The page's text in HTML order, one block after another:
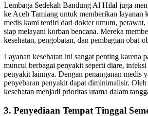
Lembaga Sedekah Bandung Al Hilal juga
ke Aceh Tamiang untuk memberikan layanan
medis kami terdiri dari dokter umum, perawat,
siap melayani korban bencana. Mereka
kesehatan, pengobatan, dan pembagian obat-
Layanan kesehatan ini sangat penting karena
muncul berbagai penyakit seperti diare,
penyakit lainnya. Dengan penanganan medis
penyebaran penyakit dapat diminimalisir.
kesehatan menjadi prioritas utama dalam
3. Penyediaan Tempat Tinggal